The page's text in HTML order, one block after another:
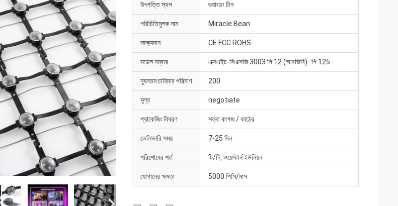
উৎপত্তি স্থল গুয়াংডং চীন
পরিচিতিমুলক নাম Miracle Bean
সাক্ষ্যদান CE FCC ROHS
মডেল নম্বার এক্সএইচ-সিএক্সজি 3003 পি 12 (আরজিবি) -পি 125
ন্যূনতম চাহিদার পরিমাণ 200
মূল্য negotiate
প্যাকেজিং বিবরণ শক্ত কাগজ / কাঠের
ডেলিভারি সময় 7-25 দিন
পরিশোধের শর্ত টি/টি, ওয়েস্টার্ন ইউনিয়ন
যোগানের ক্ষমতা 5000 পিসি/মাস